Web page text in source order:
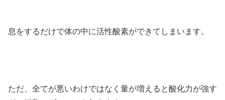
息をするだけで体の中に活性酸素ができてしまいます。
ただ、全てが悪いわけではなく量が増えると酸化力が強す